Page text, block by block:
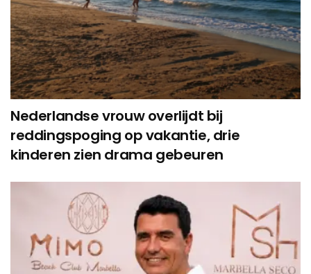
Nederlandse vrouw overlijdt bij
reddingspoging op vakantie, drie
kinderen zien drama gebeuren